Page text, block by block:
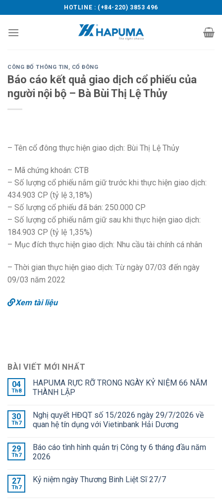
to
content
HOTLINE : (+84-220) 3853 496
CÔNG BỐ THÔNG TIN, CỔ ĐÔNG
Báo cáo kết quả giao dịch cổ phiếu của
người nội bộ – Bà Bùi Thị Lệ Thủy
– Tên cổ đông thực hiện giao dịch: Bùi Thị Lệ Thủy
– Mã chứng khoán: CTB
– Số lượng cổ phiếu nắm giữ trước khi thực hiện giao dịch:
434.903 CP (tỷ lệ 3,18%)
– Số lượng cổ phiếu đã bán: 250.000 CP
– Số lượng cổ phiếu nắm giữ sau khi thực hiện giao dịch:
184.903 CP (tỷ lệ 1,35%)
– Mục đích thực hiện giao dịch: Nhu cầu tài chính cá nhân
– Thời gian thực hiện giao dịch: Từ ngày 07/03 đến ngày
09/03 năm 2022
Xem tài liệu
BÀI VIẾT MỚI NHẤT
04
Th8
HAPUMA RỰC RỠ TRONG NGÀY KỶ NIỆM 66 NĂM
THÀNH LẬP
30
Th7
Nghị quyết HĐQT số 15/2026 ngày 29/7/2026 về
quan hệ tín dụng với Vietinbank Hải Dương
29
Th7
Báo cáo tình hình quản trị Công ty 6 tháng đầu năm
2026
27
Th7
Kỷ niệm ngày Thương Binh Liệt Sĩ 27/7